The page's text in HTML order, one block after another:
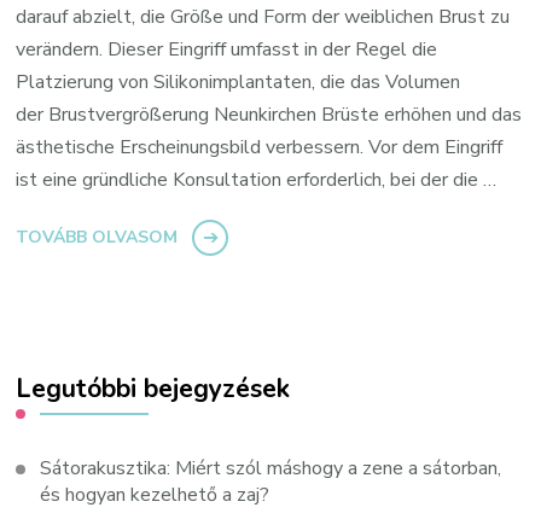
darauf abzielt, die Größe und Form der weiblichen Brust zu
verändern. Dieser Eingriff umfasst in der Regel die
Platzierung von Silikonimplantaten, die das Volumen
der Brustvergrößerung Neunkirchen Brüste erhöhen und das
ästhetische Erscheinungsbild verbessern. Vor dem Eingriff
ist eine gründliche Konsultation erforderlich, bei der die …
TOVÁBB OLVASOM
Legutóbbi bejegyzések
Sátorakusztika: Miért szól máshogy a zene a sátorban,
és hogyan kezelhető a zaj?